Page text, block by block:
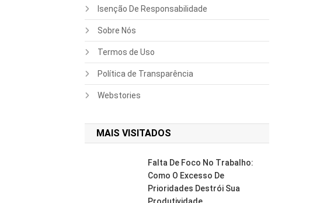
Isenção De Responsabilidade
Sobre Nós
Termos de Uso
Política de Transparência
Webstories
MAIS VISITADOS
Falta De Foco No Trabalho:
Como O Excesso De
Prioridades Destrói Sua